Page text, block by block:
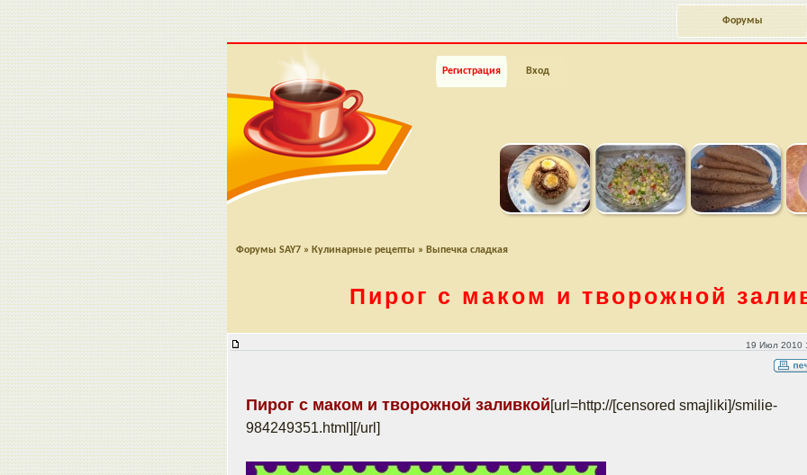
Форумы
Регистрация Вход
Форумы SAY7 » Кулинарные рецепты » Выпечка сладкая
Пирог с маком и творожной
19 Июл 2010
Пирог с маком и творожной заливкой[url=http://[censored smajliki]/smilie-
984249351.html] [/url]